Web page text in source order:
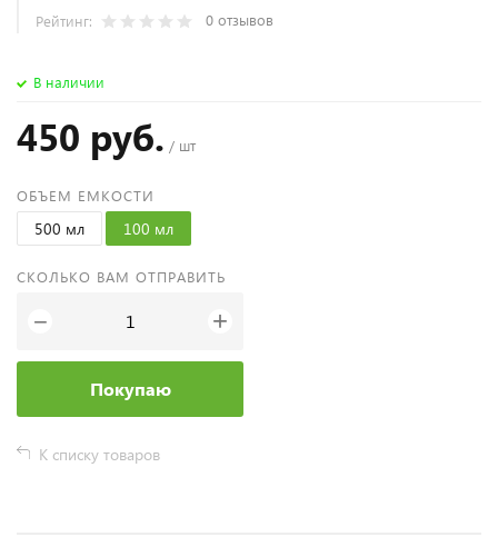
Рейтинг: 0 отзывов
В наличии
450 руб. / шт
ОБЪЕМ ЕМКОСТИ
500 мл 100 мл
СКОЛЬКО ВАМ ОТПРАВИТЬ
− +
Покупаю
К списку товаров